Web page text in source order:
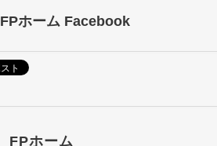
FPホーム Facebook
FPホーム